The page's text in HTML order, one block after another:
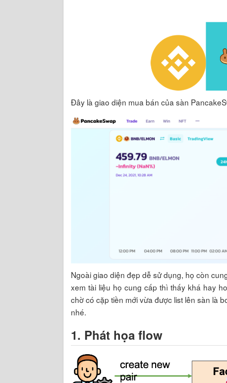
Đây là giao diện mua bán của sàn
Ngoài giao diện đẹp dễ sử dụng, họ còn
xem tài liệu họ cung cấp thì thấy khá hay
chờ có cặp tiền mới vừa được list lên sàn là
nhé.
1. Phát họa flow